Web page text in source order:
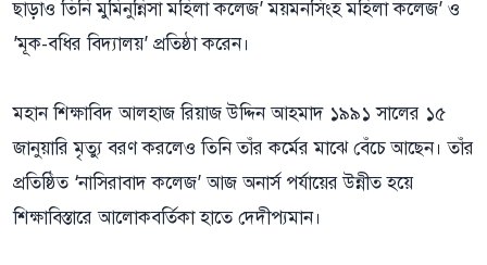
ছাড়াও তিনি মুমিনুন্নিসা মহিলা কলেজ’ ময়মনসিংহ মহিলা কলেজ’ ও
’মূক-বধির বিদ্যালয়’ প্রতিষ্ঠা করেন।
মহান শিক্ষাবিদ আলহাজ রিয়াজ উদ্দিন আহমাদ ১৯৯১ সালের ১৫
জানুয়ারি মৃত্যু বরণ করলেও তিনি তাঁর কর্মের মাঝে বেঁচে আছেন। তাঁর
প্রতিষ্ঠিত ‘নাসিরাবাদ কলেজ’ আজ অনার্স পর্যায়ের উন্নীত হয়ে
শিক্ষাবিস্তারে আলোকবর্তিকা হাতে দেদীপ্যমান।